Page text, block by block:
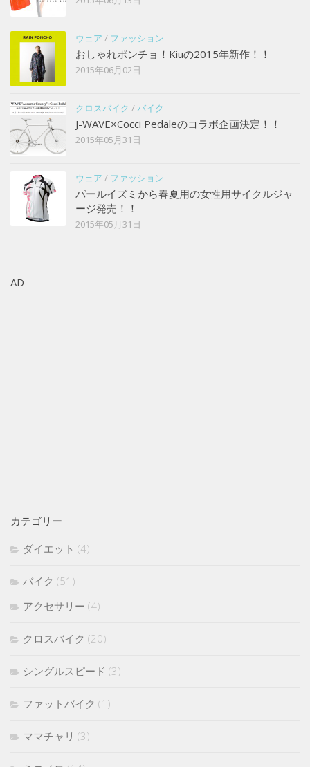
ウェア / ファッション
おしゃれポンチョ！Kiuの2015年新作！！
2015年06月02日
クロスバイク /バイク
J-WAVE×Cocci Pedaleのコラボ企画決定！！
2015年05月31日
ウェア / ファッション
パールイズミから春夏用の女性用サイクルジャ
ージ発売！！
2015年05月31日
AD
カテゴリー
ダイエット (4)
バイク (51)
アクセサリー (4)
クロスバイク (20)
シングルスピード (3)
ファットバイク (1)
ママチャリ (3)